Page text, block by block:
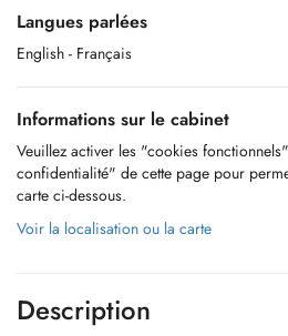
Langues parlées
English - Français
Informations sur le cabinet
Veuillez activer les "cookies
confidentialité" de cette page pour
carte ci-dessous.
Voir la localisation ou la carte
Description